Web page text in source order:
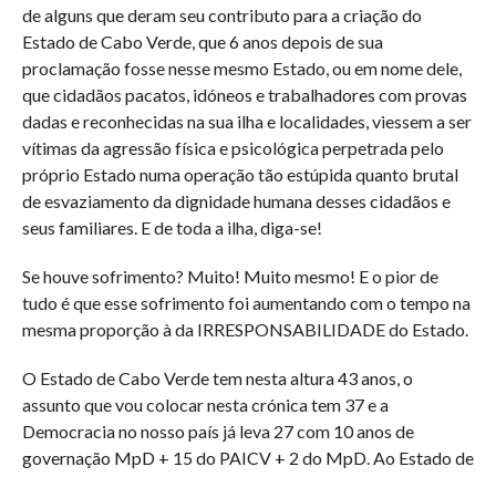
de alguns que deram seu contributo para a criação do
Estado de Cabo Verde, que 6 anos depois de sua
proclamação fosse nesse mesmo Estado, ou em nome dele,
que cidadãos pacatos, idóneos e trabalhadores com provas
dadas e reconhecidas na sua ilha e localidades, viessem a ser
vítimas da agressão física e psicológica perpetrada pelo
próprio Estado numa operação tão estúpida quanto brutal
de esvaziamento da dignidade humana desses cidadãos e
seus familiares. E de toda a ilha, diga-se!
Se houve sofrimento? Muito! Muito mesmo! E o pior de
tudo é que esse sofrimento foi aumentando com o tempo na
mesma proporção à da IRRESPONSABILIDADE do Estado.
O Estado de Cabo Verde tem nesta altura 43 anos, o
assunto que vou colocar nesta crónica tem 37 e a
Democracia no nosso país já leva 27 com 10 anos de
governação MpD + 15 do PAICV + 2 do MpD. Ao Estado de